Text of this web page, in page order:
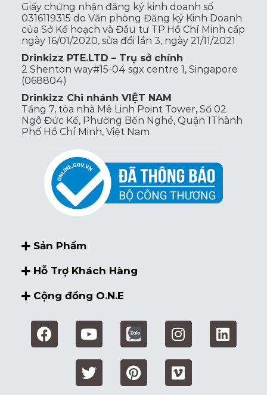
Giấy chứng nhận đăng ký kinh doanh số
0316119315 do Văn phòng Đăng ký Kinh Doanh
của Sở Kế hoạch và Đầu tư TP.Hồ Chí Minh cấp
ngày 16/01/2020, sửa đổi lần 3, ngày 21/11/2021
Drinkizz PTE.LTD – Trụ sở chính
2 Shenton way#15-04 sgx centre 1, Singapore
(068804)
Drinkizz Chi nhánh VIỆT NAM
Tầng 7, tòa nhà Mê Linh Point Tower, Số 02
Ngô Đức Kế, Phường Bến Nghé, Quận 1Thành
Phố Hồ Chí Minh, Việt Nam
Sản Phẩm
Hỗ Trợ Khách Hàng
Cộng đồng O.N.E